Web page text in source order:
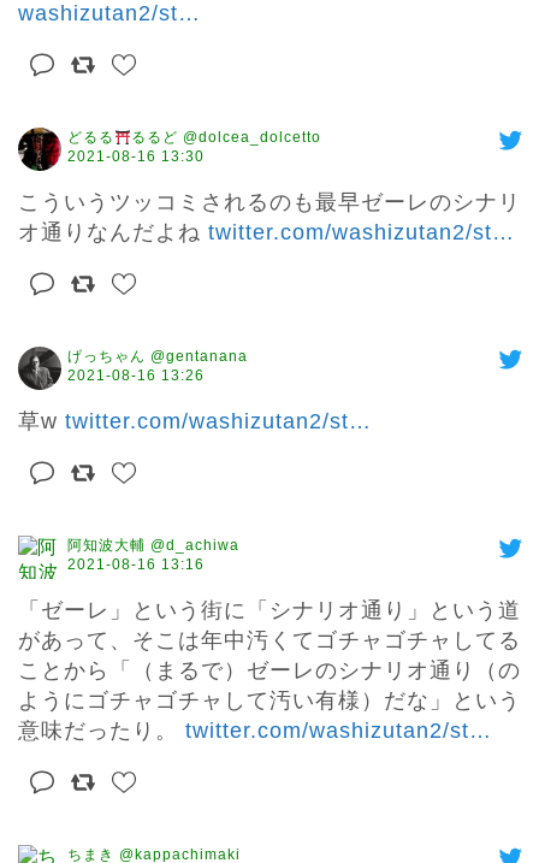
washizutan2/st…
どるる
るるど @dolcea_dolcetto
2021-08-16 13:30
こういうツッコミされるのも最早ゼーレのシナリ
オ通りなんだよね twitter.com/washizutan2/st…
げっちゃん @gentanana
2021-08-16 13:26
草w twitter.com/washizutan2/st…
阿知波大輔 @d_achiwa
2021-08-16 13:16
「ゼーレ」という街に「シナリオ通り」という道
があって、そこは年中汚くてゴチャゴチャしてる
ことから「（まるで）ゼーレのシナリオ通り（の
ようにゴチャゴチャして汚い有様）だな」という
意味だったり。 twitter.com/washizutan2/st…
ちまき @kappachimaki